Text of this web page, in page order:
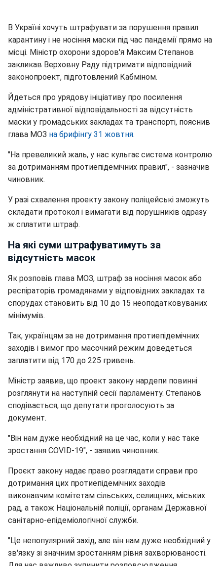
В Україні хочуть штрафувати за порушення правил
карантину і не носіння маски під час пандемії прямо на
місці. Міністр охорони здоров'я Максим Степанов
закликав Верховну Раду підтримати відповідний
законопроект, підготовлений Кабміном.
Йдеться про урядову ініціативу про посилення
адміністративної відповідальності за відсутність
маски у громадських закладах та транспорті, пояснив
глава МОЗ на брифінгу 31 жовтня.
"На превеликий жаль, у нас кульгає система контролю
за дотриманням протиепідемічних правил", - зазначив
чиновник.
У разі схвалення проекту закону поліцейські зможуть
складати протокол і вимагати від порушників одразу
ж сплатити штраф.
На які суми штрафуватимуть за
відсутність масок
Як розповів глава МОЗ, штраф за носіння масок або
респіраторів громадянами у відповідних закладах та
спорудах становить від 10 до 15 неоподатковуваних
мінімумів.
Так, українцям за не дотримання протиепідемічних
заходів і вимог про масочний режим доведеться
заплатити від 170 до 225 гривень.
Міністр заявив, що проект закону нардепи повинні
розглянути на наступній сесії парламенту. Степанов
сподівається, що депутати проголосують за
документ.
"Він нам дуже необхідний на це час, коли у нас таке
зростання COVID-19", - заявив чиновник.
Проєкт закону надає право розглядати справи про
дотримання цих протиепідемічних заходів
виконавчим комітетам сільських, селищних, міських
рад, а також Національній поліції, органам Державної
санітарно-епідеміологічної служби.
"Це непопулярний захід, але він нам дуже необхідний у
зв'язку зі значним зростанням рівня захворюваності.